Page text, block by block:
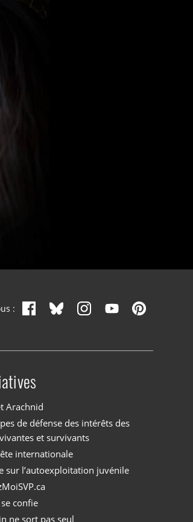
:
Arachnid
de défense des intérêts des
et survivants
internationale
sur l’autoexploitation juvénile
confie
ne sort pas seul